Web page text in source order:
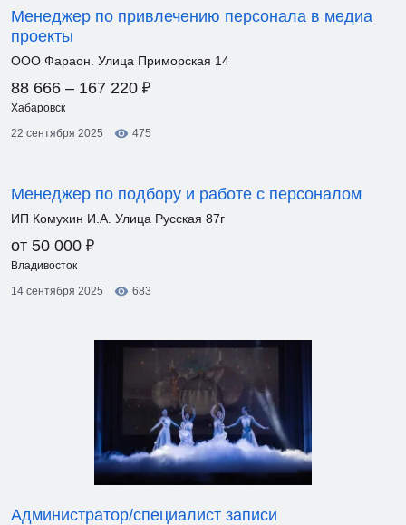
Менеджер по привлечению персонала в медиа
проекты
ООО Фараон. Улица Приморская 14
88 666 – 167 220 ₽
Хабаровск
22 сентября 2025
475
Менеджер по подбору и работе с персоналом
ИП Комухин И.А. Улица Русская 87г
от 50 000 ₽
Владивосток
14 сентября 2025
683
Администратор/специалист записи